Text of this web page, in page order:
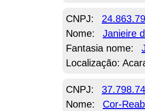
CNPJ:
Nome:
Janieire
Fantasia nome:
Localização:
CNPJ:
Nome:
Cor-